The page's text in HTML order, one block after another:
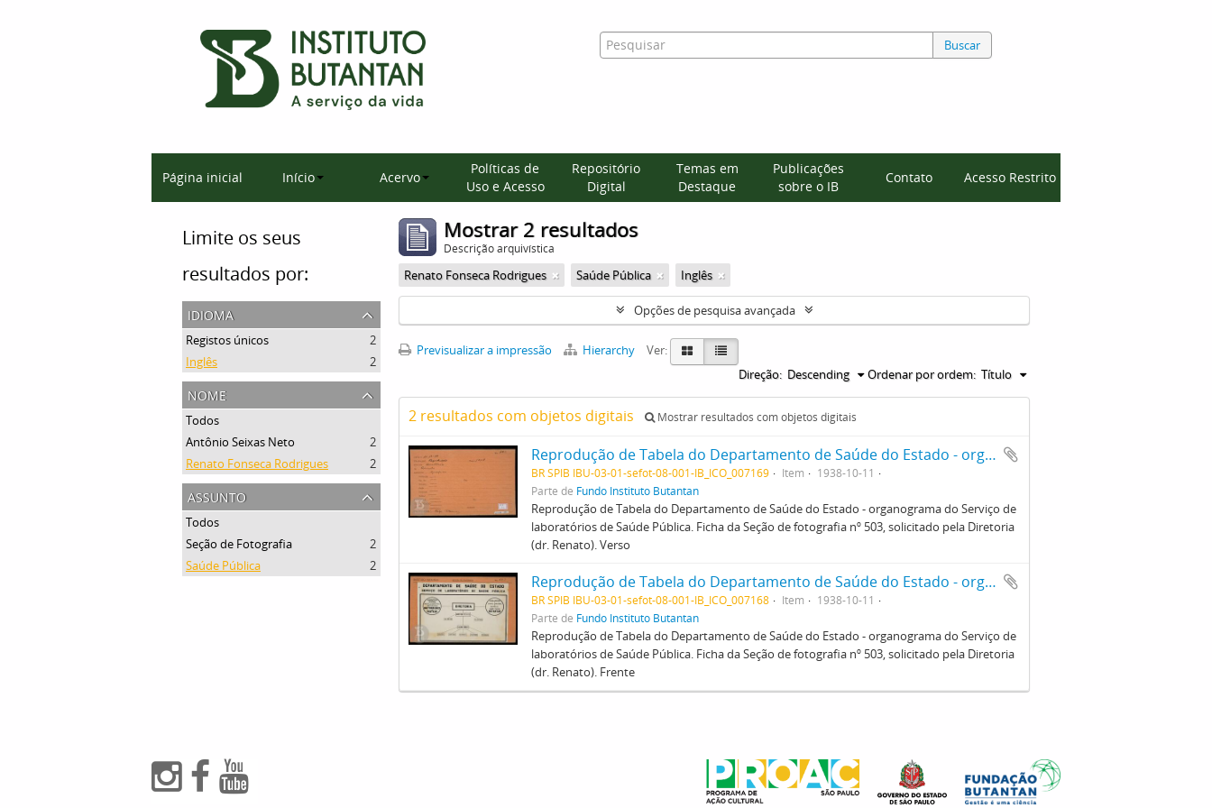
Buscar
Página inicial Início Acervo
Políticas de
Uso e Acesso
Repositório
Digital
Temas em
Destaque
Publicações
sobre o IB
Contato Acesso Restrito
Limite os seus
resultados por:
idioma
Registos únicos
2
Inglês
2
nome
Todos
Antônio Seixas Neto
2
Renato Fonseca Rodrigues
2
assunto
Todos
Seção de Fotografia
2
Saúde Pública
2
Mostrar 2 resultados
Descrição arquivística
Renato Fonseca Rodrigues Saúde Pública Inglês
Opções de pesquisa avançada
Previsualizar a impressão Hierarchy
Ver:
Ordenar por ordem: Título
Direção: Descending
2 resultados com objetos digitais Mostrar resultados com objetos digitais
Reprodução de Tabela do Departamento de Saúde do Estado - organograma do Serviço de laboratórios de Saúde Pública. Ficha da Seção de fotografia nº 503, solicitado pela Diretoria (dr. Renato). Verso
BR SPIB IBU-03-01-sefot-08-001-IB_ICO_007169 Item
1938-10-11
Parte de Fundo Instituto Butantan
Reprodução de Tabela do Departamento de Saúde do Estado - organograma do Serviço de
laboratórios de Saúde Pública. Ficha da Seção de fotografia nº 503, solicitado pela Diretoria
(dr. Renato). Verso
Reprodução de Tabela do Departamento de Saúde do Estado - organograma do Serviço de laboratórios de Saúde Pública. Ficha da Seção de fotografia nº 503, solicitado pela Diretoria (dr. Renato). Frente
BR SPIB IBU-03-01-sefot-08-001-IB_ICO_007168 Item
1938-10-11
Parte de Fundo Instituto Butantan
Reprodução de Tabela do Departamento de Saúde do Estado - organograma do Serviço de
laboratórios de Saúde Pública. Ficha da Seção de fotografia nº 503, solicitado pela Diretoria
(dr. Renato). Frente